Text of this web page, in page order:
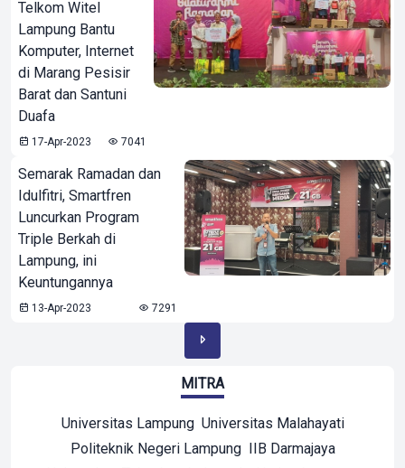
Telkom Witel
Lampung Bantu
Komputer, Internet
di Marang Pesisir
Barat dan Santuni
Duafa
17-Apr-2023 7041
Semarak Ramadan dan
Idulfitri, Smartfren
Luncurkan Program
Triple Berkah di
Lampung, ini
Keuntungannya
13-Apr-2023 7291
MITRA
Universitas Lampung Universitas Malahayati
Politeknik Negeri Lampung IIB Darmajaya